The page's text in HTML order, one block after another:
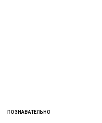
ПОЗНАВАТЕЛЬНО